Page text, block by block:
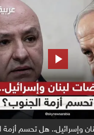
وإسرائيل.. هل تحسم أزمة